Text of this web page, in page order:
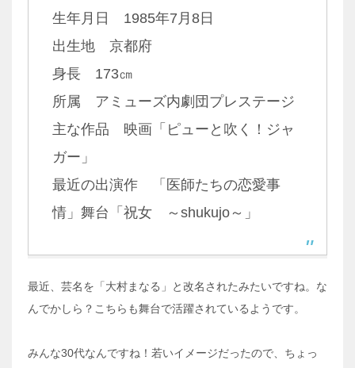
生年月日 1985年7月8日
出生地 京都府
身長 173㎝
所属 アミューズ内劇団プレステージ
主な作品 映画「ピューと吹く！ジャ
ガー」
最近の出演作 「医師たちの恋愛事
情」舞台「祝女 ～shukujo～」
最近、芸名を「大村まなる」と改名されたみたいですね。な
んでかしら？こちらも舞台で活躍されているようです。
みんな30代なんですね！若いイメージだったので、ちょっ